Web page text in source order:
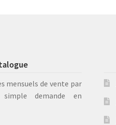
mensuels de vente par
simple demande en